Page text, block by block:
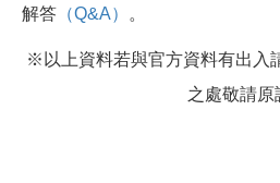
解答 （Q&A） 。
※以上資料若與官方資料有出入
之處敬請原